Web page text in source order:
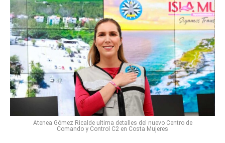
Atenea Gómez Ricalde ultima detalles del nuevo Centro de
Comando y Control C2 en Costa Mujeres